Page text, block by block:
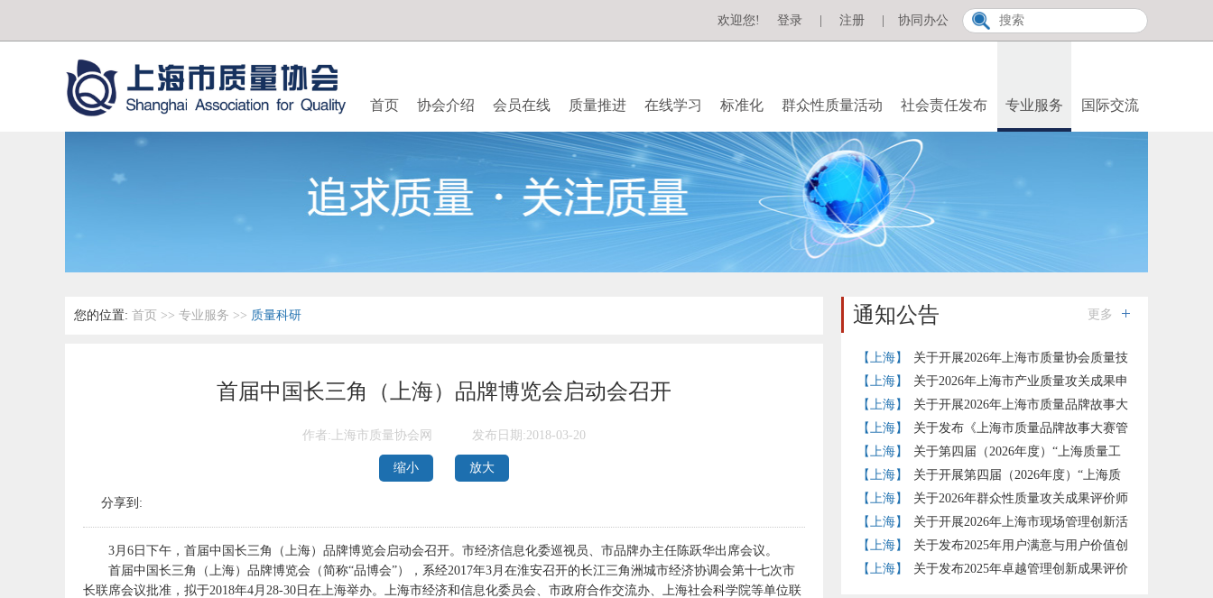
协同办公
欢迎您! 登录 注册
首页 协会介绍 会员在线 质量推进 在线学习 标准化 群众性质量活动 社会责任发布 专业服务 国际交流
您的位置: 首页 >> 专业服务 >> 质量科研
首届中国长三角（上海）品牌博览会启动会召开
作者:上海市质量协会网 发布日期:2018-03-20
缩小 放大
分享到:
3月6日下午，首届中国长三角（上海）品牌博览会启动会召开。市经济信息化委巡视员、市品牌办主任陈跃华出席会议。
首届中国长三角（上海）品牌博览会（简称“品博会”），系经2017年3月在淮安召开的长江三角洲城市经济协调会第十七次市
长联席会议批准，拟于2018年4月28-30日在上海举办。上海市经济和信息化委员会、市政府合作交流办、上海社会科学院等单位联
通知公告 更多
【上海】
关于开展2026年上海市质量协会质量技
术奖提名工作的通知
【上海】
关于2026年上海市产业质量攻关成果申
报推荐工作的通知
【上海】
关于开展2026年上海市质量品牌故事大
赛的通知
【上海】
关于发布《上海市质量品牌故事大赛管
理办法》（试行）的通知
【上海】
关于第四届（2026年度）“上海质量工
匠”培育工作的补充通知
【上海】
关于开展第四届（2026年度）“上海质
量工匠”培育认定工作的通知
【上海】
关于2026年群众性质量攻关成果评价师
评价结果的公示
【上海】
关于开展2026年上海市现场管理创新活
动的通知
【上海】
关于发布2025年用户满意与用户价值创
新实践评价准则团体标准试点评价结果的通知
【上海】
关于发布2025年卓越管理创新成果评价